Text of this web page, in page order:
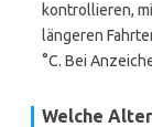
kontrollieren,
längeren
°C. Bei
Welche